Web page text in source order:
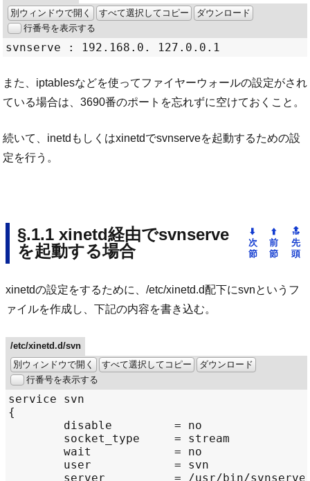
別ウィンドウで開く
すべて選択してコピー
ダウンロード
行番号を表示する
また、iptablesなどを使ってファイヤーウォールの設定がされ
ている場合は、3690番のポートを忘れずに空けておくこと。
続いて、inetdもしくはxinetdでsvnserveを起動するための設
定を行う。
xinetd経由でsvnserve
を起動する場合
xinetdの設定をするために、/etc/xinetd.d配下にsvnというフ
ァイルを作成し、下記の内容を書き込む。
/etc/xinetd.d/svn
別ウィンドウで開く
すべて選択してコピー
ダウンロード
行番号を表示する